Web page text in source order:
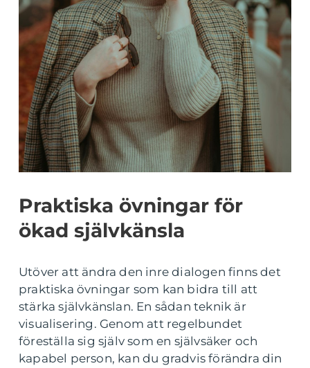
Praktiska övningar för
ökad självkänsla
Utöver att ändra den inre dialogen finns det
praktiska övningar som kan bidra till att
stärka självkänslan. En sådan teknik är
visualisering. Genom att regelbundet
föreställa sig själv som en självsäker och
kapabel person, kan du gradvis förändra din